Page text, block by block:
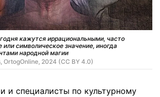
кажутся иррациональными, часто
или символическое значение, иногда
народной магии
OrtogOnline, 2024 (CC BY 4.0)
и специалисты по культурному